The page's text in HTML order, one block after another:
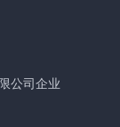
公司企业